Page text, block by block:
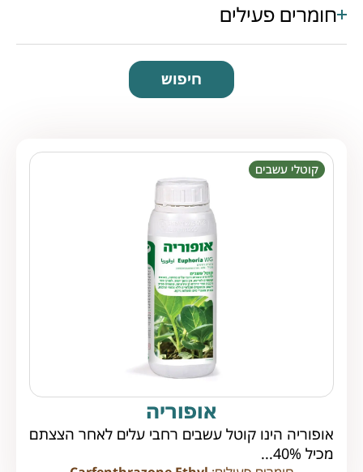
חומרים פעילים
חיפוש
קוטלי עשבים
אופוריה
אופוריה הינו קוטל עשבים רחבי עלים לאחר הצצתם
מכיל 40%...